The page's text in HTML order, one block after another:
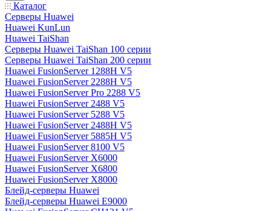
Каталог
Серверы Huawei
Huawei KunLun
Huawei TaiShan
Серверы Huawei TaiShan 100 серии
Серверы Huawei TaiShan 200 серии
Huawei FusionServer 1288H V5
Huawei FusionServer 2288H V5
Huawei FusionServer Pro 2288 V5
Huawei FusionServer 2488 V5
Huawei FusionServer 5288 V5
Huawei FusionServer 2488H V5
Huawei FusionServer 5885H V5
Huawei FusionServer 8100 V5
Huawei FusionServer X6000
Huawei FusionServer X6800
Huawei FusionServer X8000
Блейд-серверы Huawei
Блейд-серверы Huawei E9000